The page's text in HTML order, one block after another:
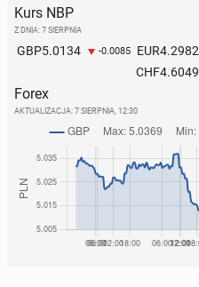
Kurs NBP
Z DNIA: 7 SIERPNIA
GBP5.0134 -0.0085 EUR4.2982
CHF4.6049
Forex
AKTUALIZACJA: 7 SIERPNIA, 12:30